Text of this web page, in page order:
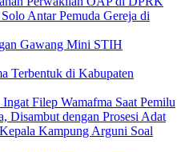
Antar Pemuda Gereja di
Gawang Mini STIH
Terbentuk di Kabupaten
Filep Wamafma Saat Pemilu
Disambut dengan Prosesi Adat
Kampung Arguni Soal